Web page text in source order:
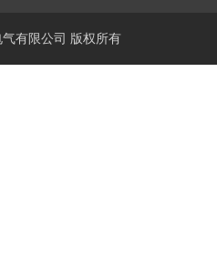
有限公司 版权所有